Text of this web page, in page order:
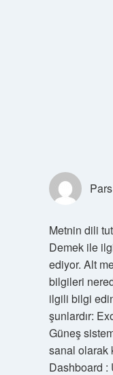
Metnin dili
Demek ile
ediyor. Alt
bilgileri
ilgili bilgi
şunlardır:
Güneş
sanal olarak
Dashboard :